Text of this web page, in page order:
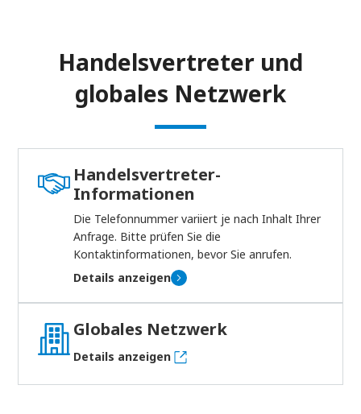
Handelsvertreter und
globales Netzwerk
Handelsvertreter-
Informationen
Die Telefonnummer variiert je nach Inhalt Ihrer
Anfrage. Bitte prüfen Sie die
Kontaktinformationen, bevor Sie anrufen.
Details anzeigen
Globales Netzwerk
Details anzeigen